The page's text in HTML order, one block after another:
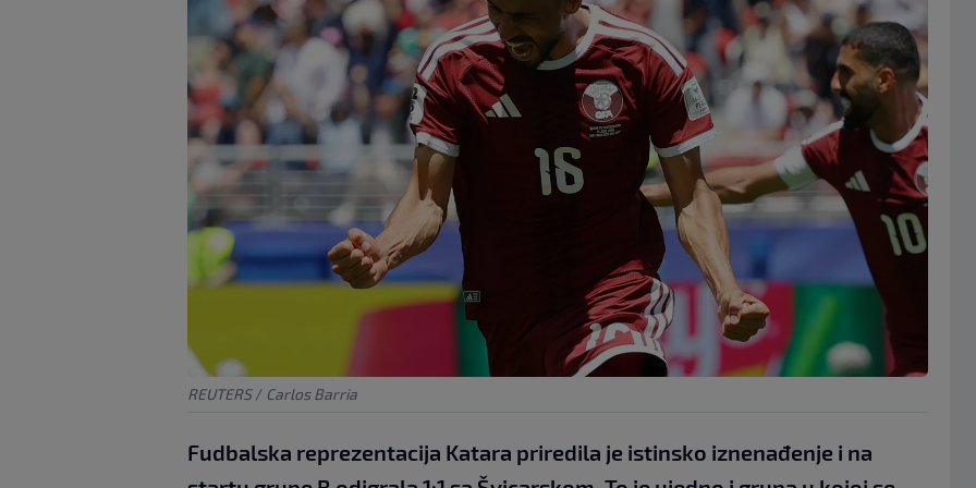
REUTERS / Carlos Barria
Fudbalska reprezentacija Katara priredila je istinsko iznenađenje i na